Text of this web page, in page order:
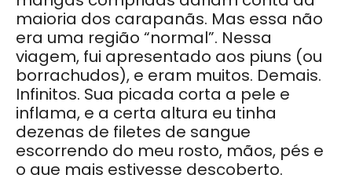
maioria dos carapanãs. Mas essa não
era uma região “normal”. Nessa
viagem, fui apresentado aos piuns (ou
borrachudos), e eram muitos. Demais.
Infinitos. Sua picada corta a pele e
inflama, e a certa altura eu tinha
dezenas de filetes de sangue
escorrendo do meu rosto, mãos, pés e
o que mais estivesse descoberto.